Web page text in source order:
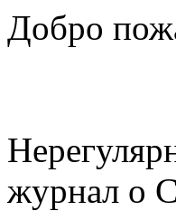
Добро
журнал о